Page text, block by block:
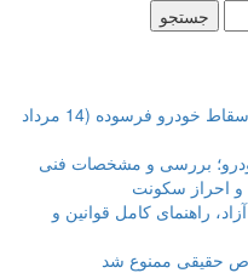
راهنمای کامل مراحل و شرایط اسقاط خودرو فرسوده (14 مرداد
سکونت
راهنمای کامل قوانین و
ممنوع شد